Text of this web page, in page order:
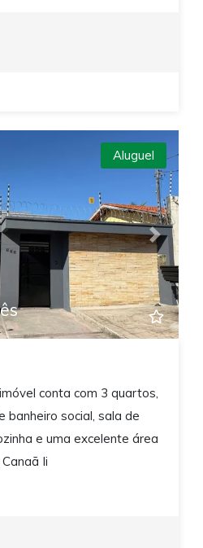
Next
Aluguel
conta com 3 quartos,
banheiro social, sala de
e uma excelente área
Ii